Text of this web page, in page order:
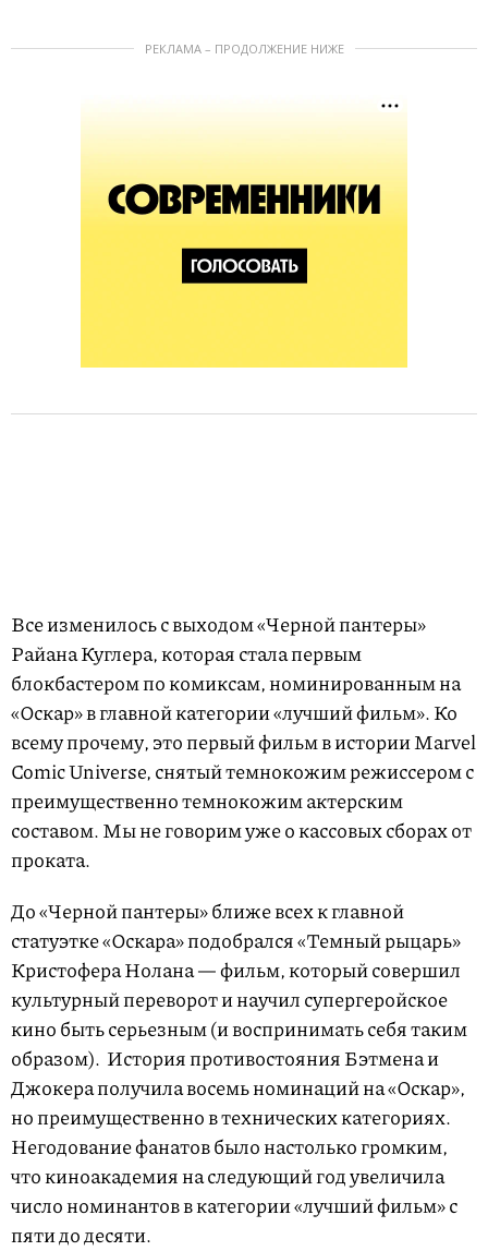
РЕКЛАМА – ПРОДОЛЖЕНИЕ НИЖЕ
Все изменилось с выходом «Черной пантеры»
Райана Куглера, которая стала первым
блокбастером по комиксам, номинированным на
«Оскар» в главной категории «лучший фильм». Ко
всему прочему, это первый фильм в истории Marvel
Comic Universe, снятый темнокожим режиссером с
преимущественно темнокожим актерским
составом. Мы не говорим уже о кассовых сборах от
проката.
До «Черной пантеры» ближе всех к главной
статуэтке «Оскара» подобрался «Темный рыцарь»
Кристофера Нолана — фильм, который совершил
культурный переворот и научил супергеройское
кино быть серьезным (и воспринимать себя таким
образом). История противостояния Бэтмена и
Джокера получила восемь номинаций на «Оскар»,
но преимущественно в технических категориях.
Негодование фанатов было настолько громким,
что киноакадемия на следующий год увеличила
число номинантов в категории «лучший фильм» с
пяти до десяти.